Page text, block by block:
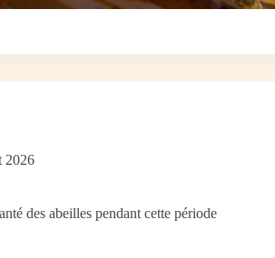
2026
des abeilles pendant cette période